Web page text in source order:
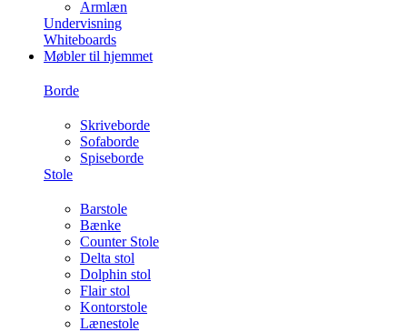
Armlæn
Undervisning
Whiteboards
Møbler til hjemmet
Borde
Skriveborde
Sofaborde
Spiseborde
Stole
Barstole
Bænke
Counter Stole
Delta stol
Dolphin stol
Flair stol
Kontorstole
Lænestole